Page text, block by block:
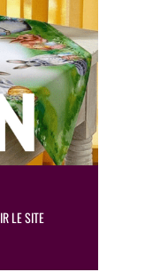
LE SITE